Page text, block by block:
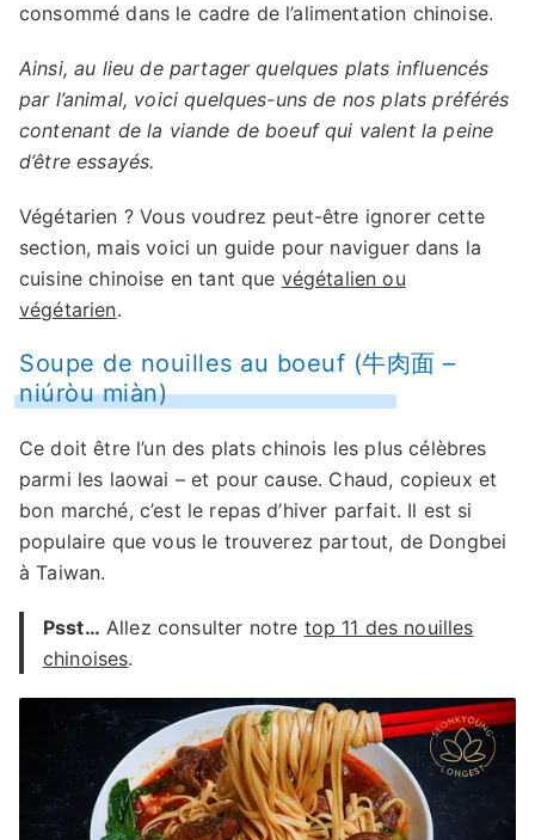
consommé dans le cadre de l’alimentation chinoise.
Ainsi, au lieu de partager quelques plats influencés
par l’animal, voici quelques-uns de nos plats préférés
contenant de la viande de boeuf qui valent la peine
d’être essayés.
Végétarien ? Vous voudrez peut-être ignorer cette
section, mais voici un guide pour naviguer dans la
cuisine chinoise en tant que végétalien ou
végétarien.
Soupe de nouilles au boeuf (牛肉面 –
niúròu miàn)
Ce doit être l’un des plats chinois les plus célèbres
parmi les laowai – et pour cause. Chaud, copieux et
bon marché, c’est le repas d’hiver parfait. Il est si
populaire que vous le trouverez partout, de Dongbei
à Taiwan.
Psst… Allez consulter notre top 11 des nouilles
chinoises.